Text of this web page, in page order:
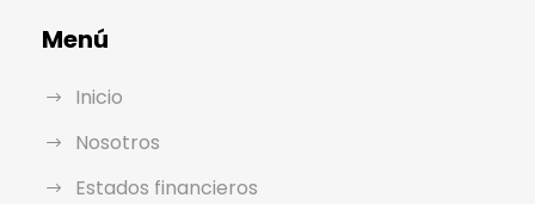
Menú
Inicio
Nosotros
Estados financieros